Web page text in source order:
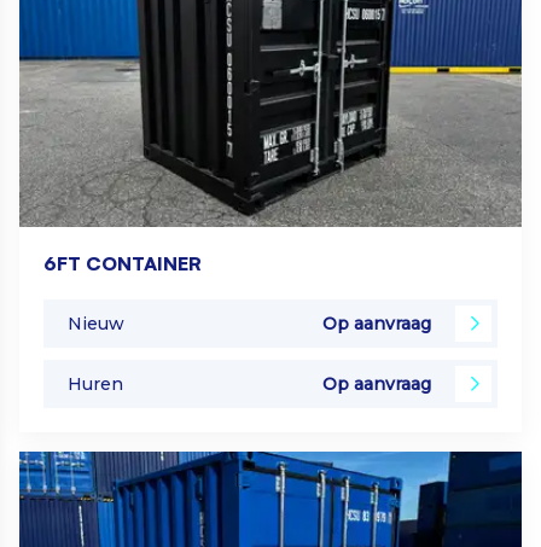
6FT CONTAINER
Nieuw Op aanvraag
Huren Op aanvraag